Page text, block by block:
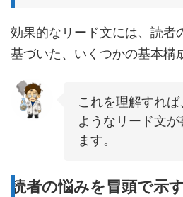
効果的なリード文には、読者
基づいた、いくつかの基本構
これを理解すれ
ようなリード文
ます。
読者の悩みを冒頭で示